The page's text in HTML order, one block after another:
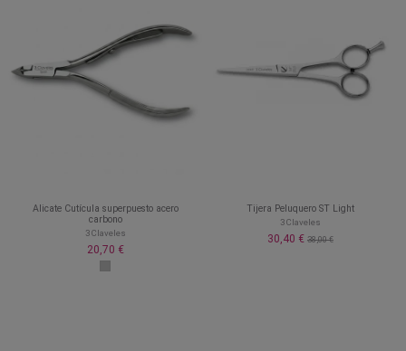
Alicate Cutícula superpuesto acero
carbono
3 Claveles
20,70 €
Tijera Peluquero ST Light
3 Claveles
30,40 € 38,00 €